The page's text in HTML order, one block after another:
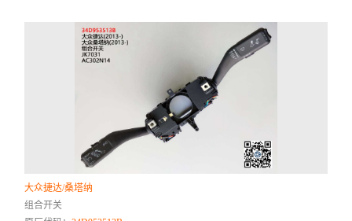
大众捷达/桑塔纳
组合开关